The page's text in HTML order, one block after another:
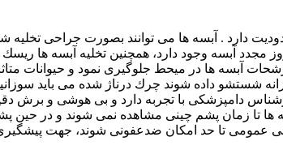
دارد . آبسه ها می توانند بصورت جراحی
آبسه وجود دارد، همچنین تخلیه آبسه ها ریسك
آبسه ها در میحط جلوگیری نمود و حیوانات
شستشو داده شوند چرك درناژ شده می باید
دامپزشكی با تجربه دارد و بی هوشی و
ها تا زمان پشم چینی مشاهده نمی شوند و در
عمومی تا حد امكان ضدعفونی شوند، جهت